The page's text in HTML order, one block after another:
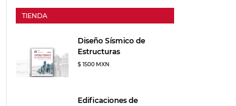
TIENDA
Diseño Sísmico de
Estructuras
$ 1500 MXN
Edificaciones de